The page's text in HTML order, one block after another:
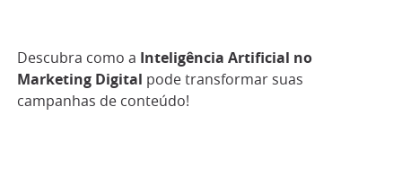
Descubra como a
Inteligência Artificial no
Marketing Digital
pode transformar suas
campanhas de conteúdo!